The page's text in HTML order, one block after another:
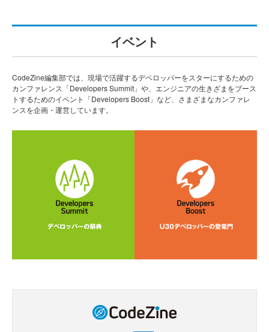
イベント
CodeZine編集部では、現場で活躍するデベロッパーをスターにするための
カンファレンス「Developers Summit」や、エンジニアの生きざまをブース
トするためのイベント「Developers Boost」など、さまざまなカンファレ
ンスを企画・運営しています。